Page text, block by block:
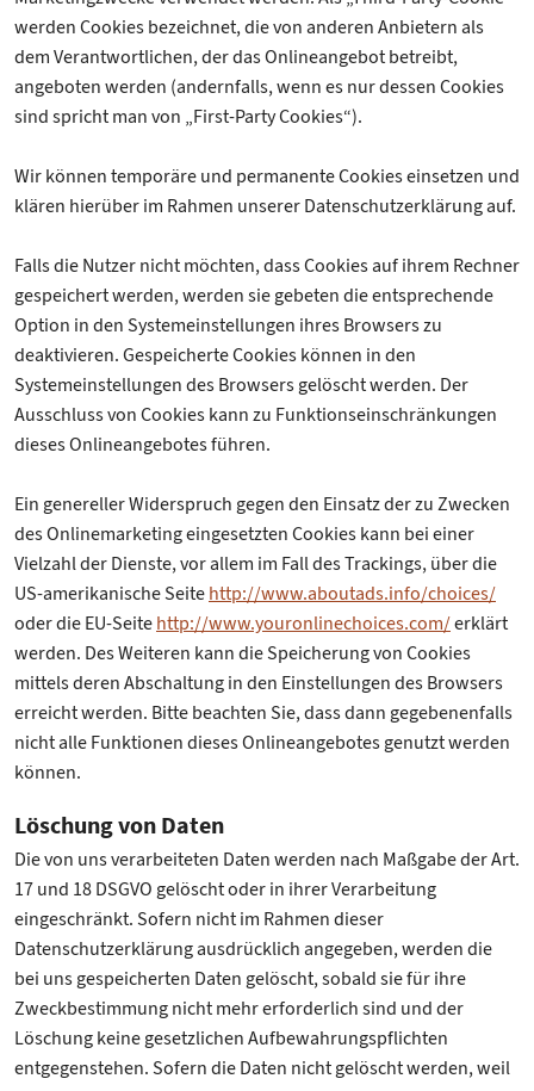
werden Cookies bezeichnet, die von anderen Anbietern als
dem Verantwortlichen, der das Onlineangebot betreibt,
angeboten werden (andernfalls, wenn es nur dessen Cookies
sind spricht man von „First-Party Cookies“).
Wir können temporäre und permanente Cookies einsetzen und
klären hierüber im Rahmen unserer Datenschutzerklärung auf.
Falls die Nutzer nicht möchten, dass Cookies auf ihrem Rechner
gespeichert werden, werden sie gebeten die entsprechende
Option in den Systemeinstellungen ihres Browsers zu
deaktivieren. Gespeicherte Cookies können in den
Systemeinstellungen des Browsers gelöscht werden. Der
Ausschluss von Cookies kann zu Funktionseinschränkungen
dieses Onlineangebotes führen.
Ein genereller Widerspruch gegen den Einsatz der zu Zwecken
des Onlinemarketing eingesetzten Cookies kann bei einer
Vielzahl der Dienste, vor allem im Fall des Trackings, über die
US-amerikanische Seitehttp://www.aboutads.info/choices/
oder die EU-Seitehttp://www.youronlinechoices.com/erklärt
werden. Des Weiteren kann die Speicherung von Cookies
mittels deren Abschaltung in den Einstellungen des Browsers
erreicht werden. Bitte beachten Sie, dass dann gegebenenfalls
nicht alle Funktionen dieses Onlineangebotes genutzt werden
können.
Löschung von Daten
Die von uns verarbeiteten Daten werden nach Maßgabe der Art.
17 und 18 DSGVO gelöscht oder in ihrer Verarbeitung
eingeschränkt. Sofern nicht im Rahmen dieser
Datenschutzerklärung ausdrücklich angegeben, werden die
bei uns gespeicherten Daten gelöscht, sobald sie für ihre
Zweckbestimmung nicht mehr erforderlich sind und der
Löschung keine gesetzlichen Aufbewahrungspflichten
entgegenstehen. Sofern die Daten nicht gelöscht werden, weil